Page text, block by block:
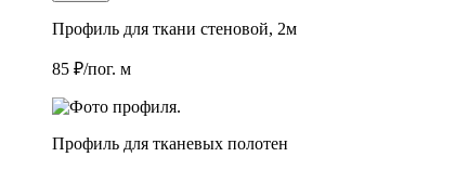
Профиль для ткани стеновой, 2м
85 ₽/пог. м
Профиль для тканевых полотен